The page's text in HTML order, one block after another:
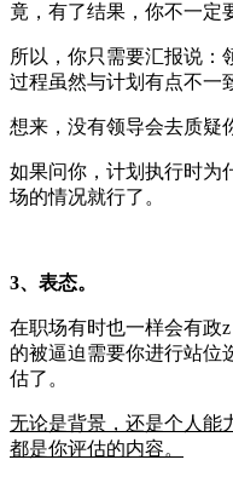
竟，有了结果，你不一定
所以，你只需要汇报说：
过程虽然与计划有点不一
想来，没有领导会去质疑
如果问你，计划执行时为
场的情况就行了。
3、表态。
在职场有时也一样会有政
的被逼迫需要你进行站位
估了。
无论是背景，还是个人能
都是你评估的内容。